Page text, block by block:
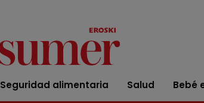
Seguridad alimentaria Salud Bebé